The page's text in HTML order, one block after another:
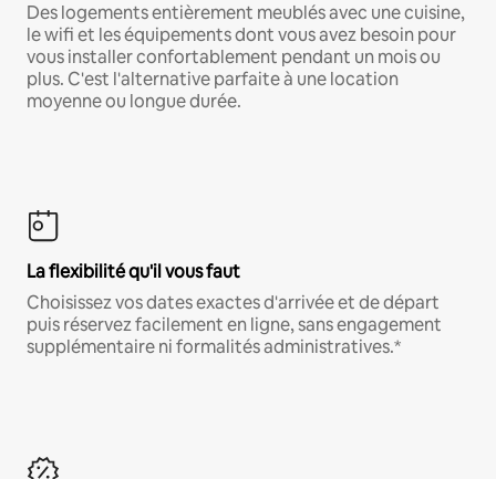
Des logements entièrement meublés avec une cuisine,
le wifi et les équipements dont vous avez besoin pour
vous installer confortablement pendant un mois ou
plus. C'est l'alternative parfaite à une location
moyenne ou longue durée.
La flexibilité qu'il vous faut
Choisissez vos dates exactes d'arrivée et de départ
puis réservez facilement en ligne, sans engagement
supplémentaire ni formalités administratives.*